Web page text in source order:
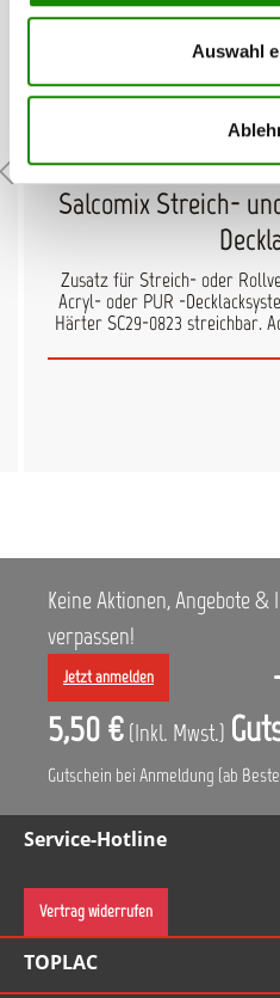
Auswahl
Salcomix Streich-
Zusatz für Streich- oder
Acryl- oder PUR -
Härter SC29-0823 streichbar.
Flächen nur
Keine Aktionen, Angebote
verpassen!
Jetzt anmelden
5,50 € (Inkl. Mwst.)
Gutschein bei Anmeldung (ab
Service-Hotline
Vertrag widerrufen
TOPLAC